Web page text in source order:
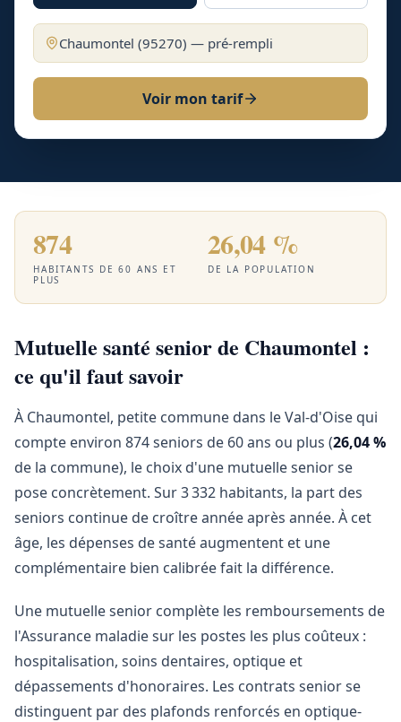
Chaumontel (95270) — pré-rempli
Voir mon tarif
874
HABITANTS DE 60 ANS ET
PLUS
26,04 %
DE LA POPULATION
Mutuelle santé senior de Chaumontel :
ce qu'il faut savoir
À Chaumontel, petite commune dans le Val-d'Oise qui
compte environ 874 seniors de 60 ans ou plus (26,04 %
de la commune), le choix d'une mutuelle senior se
pose concrètement. Sur 3 332 habitants, la part des
seniors continue de croître année après année. À cet
âge, les dépenses de santé augmentent et une
complémentaire bien calibrée fait la différence.
Une mutuelle senior complète les remboursements de
l'Assurance maladie sur les postes les plus coûteux :
hospitalisation, soins dentaires, optique et
dépassements d'honoraires. Les contrats senior se
distinguent par des plafonds renforcés en optique-